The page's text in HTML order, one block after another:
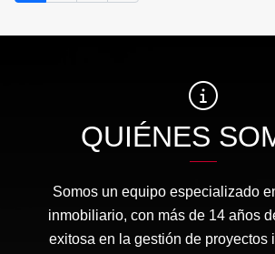
QUIÉNES
Somos un equipo especializado
inmobiliario, con más de 14 años
exitosa en la gestión de proyectos